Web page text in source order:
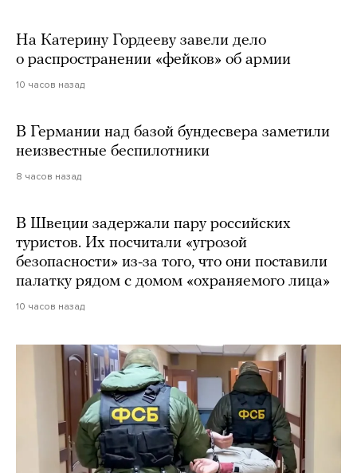
На Катерину Гордееву завели дело
о распространении «фейков» об армии
10 часов назад
В Германии над базой бундесвера заметили
неизвестные беспилотники
8 часов назад
В Швеции задержали пару российских
туристов. Их посчитали «угрозой
безопасности» из-за того, что они поставили
палатку рядом с домом «охраняемого лица»
10 часов назад